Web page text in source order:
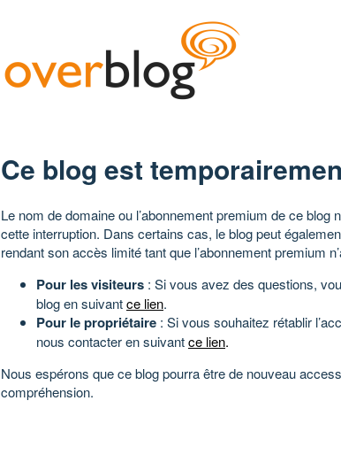
Ce blog est
Le nom de domaine ou l’abonnement premium de ce blog
cette interruption. Dans certains cas, le blog peut
rendant son accès limité tant que l’abonnement premium
Pour les visiteurs : Si vous avez des questions,
blog en suivantce lien.
Pour le propriétaire : Si vous souhaitez rétablir
nous contacter en suivantce lien.
Nous espérons que ce blog pourra être de nouveau
compréhension.